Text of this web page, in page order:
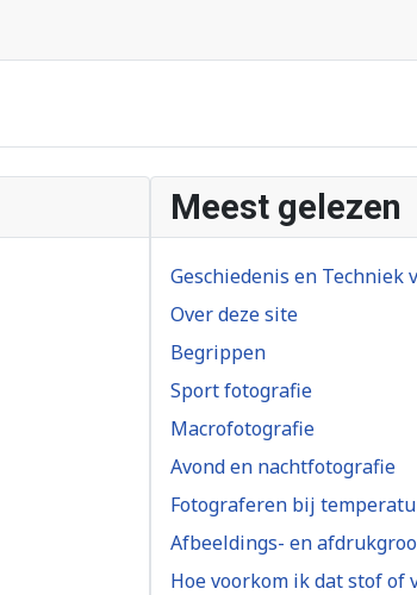
Meest gelezen
Geschiedenis en Techniek
Over deze site
Begrippen
Sport fotografie
Macrofotografie
Avond en nachtfotografie
Fotograferen bij
Afbeeldings- en
Hoe voorkom ik dat stof of